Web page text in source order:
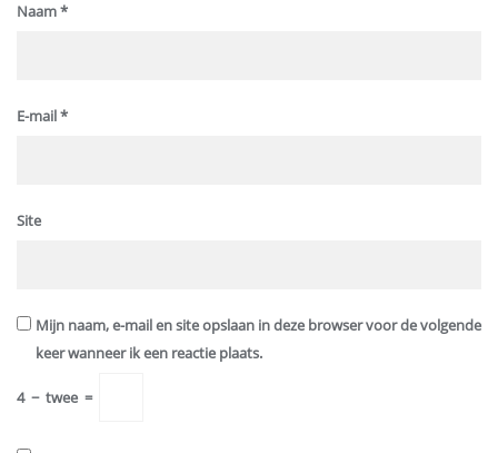
Naam*
E-mail*
Site
Mijn naam, e-mail en site opslaan in deze browser voor de volgende
keer wanneer ik een reactie plaats.
4 − twee =